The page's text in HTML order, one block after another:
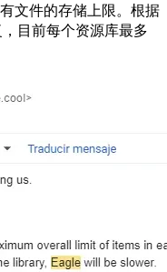
文件的存储上限。根据
目前每个资源库最多